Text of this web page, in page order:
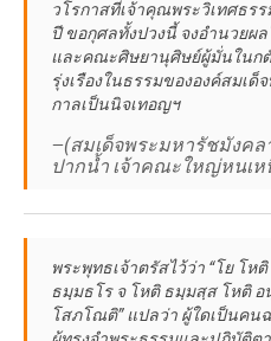
วโรกาสที่เจ้าคุณพระวิเทศธ
ปี ขอกุศลทั้งปวงนี้ จงอำนวยผ
และคณะศิษยานุศิษย์ผู้มั่นในก
รุ่งเรืองในธรรมขององค์สมเ
กาลเป็นนิจเทอญฯ
—(สมเด็จพระมหารัชมังคล
ปากน้ำ เจ้าคณะใหญ่หนเ
พระพุทธเจ้าตรัสไว้ว่า “โย โ
ธมฺมธโร จ โหติ ธมฺมสฺส โหติ
โสภโณติ” แปลว่า ผู้ใดเป็นค